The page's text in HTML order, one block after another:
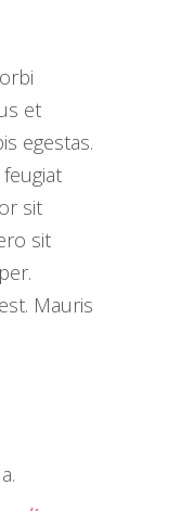
et
egestas.
sit
sit
Mauris